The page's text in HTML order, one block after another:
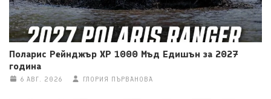
Поларис Рейнджър ХР 1000 Мъд Едишън за 2027
година
6 АВГ. 2026 ГЛОРИЯ ПЪРВАНОВА